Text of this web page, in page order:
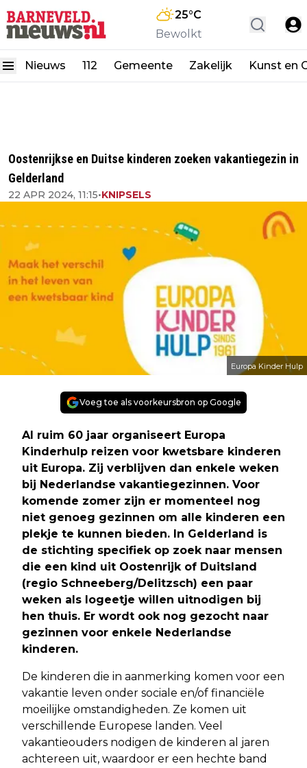
25°C
Bewolkt
Nieuws 112 Gemeente Zakelijk Kunst en
Oostenrijkse en Duitse kinderen zoeken vakantiegezin in
Gelderland
22 APR 2024, 11:15•KNIPSELS
Europa Kinder Hulp
Voeg toe als voorkeursbron op Google
Al ruim 60 jaar organiseert Europa
Kinderhulp reizen voor kwetsbare kinderen
uit Europa. Zij verblijven dan enkele weken
bij Nederlandse vakantiegezinnen. Voor
komende zomer zijn er momenteel nog
niet genoeg gezinnen om alle kinderen een
plekje te kunnen bieden. In Gelderland is
de stichting specifiek op zoek naar mensen
die een kind uit Oostenrijk of Duitsland
(regio Schneeberg/Delitzsch) een paar
weken als logeetje willen uitnodigen bij
hen thuis. Er wordt ook nog gezocht naar
gezinnen voor enkele Nederlandse
kinderen.
De kinderen die in aanmerking komen voor een
vakantie leven onder sociale en/of financiële
moeilijke omstandigheden. Ze komen uit
verschillende Europese landen. Veel
vakantieouders nodigen de kinderen al jaren
achtereen uit, waardoor er een hechte band